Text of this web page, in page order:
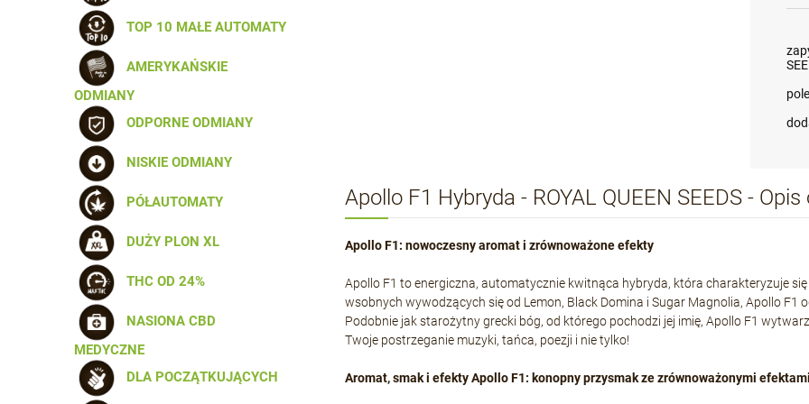
TOP 10 MAŁE AUTOMATY
AMERYKAŃSKIE
ODMIANY
ODPORNE ODMIANY
NISKIE ODMIANY
PÓŁAUTOMATY
DUŻY PLON XL
THC OD 24%
NASIONA CBD
MEDYCZNE
DLA POCZĄTKUJĄCYCH
Apollo F1 Hybryda - ROYAL QUEEN SEEDS -
Apollo F1: nowoczesny aromat i zrównoważone efekty
Apollo F1 to energiczna, automatycznie kwitnąca hybryda, która charakteryzuje
wsobnych wywodzących się od Lemon, Black Domina i Sugar Magnolia, Apollo F1
Podobnie jak starożytny grecki bóg, od którego pochodzi jej imię, Apollo F1
Twoje postrzeganie muzyki, tańca, poezji i nie tylko!
Aromat, smak i efekty Apollo F1: konopny przysmak ze zrównoważonymi